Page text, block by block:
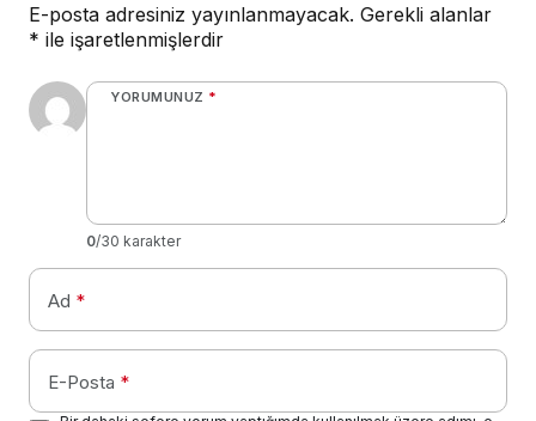
E-posta adresiniz yayınlanmayacak. Gerekli alanlar
* ile işaretlenmişlerdir
YORUMUNUZ *
0/30 karakter
Ad *
E-Posta *